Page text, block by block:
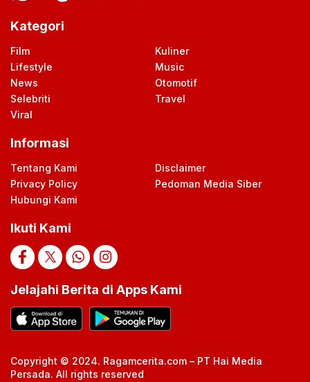
Kategori
Film
Kuliner
Lifestyle
Music
News
Otomotif
Selebriti
Travel
Viral
Informasi
Tentang Kami
Disclaimer
Privacy Policy
Pedoman Media Siber
Hubungi Kami
Ikuti Kami
Jelajahi Berita di Apps Kami
Copyright © 2024. Ragamcerita.com – PT Hai Media
Persada. All rights reserved